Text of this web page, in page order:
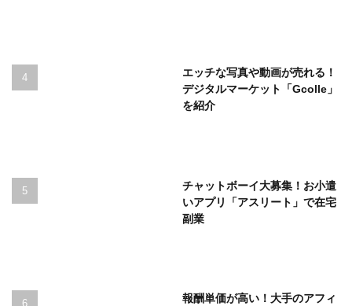
エッチな写真や動画が売れる！
デジタルマーケット「Gcolle」
を紹介
チャットボーイ大募集！お小遣
いアプリ「アスリート」で在宅
副業
報酬単価が高い！大手のアフィ